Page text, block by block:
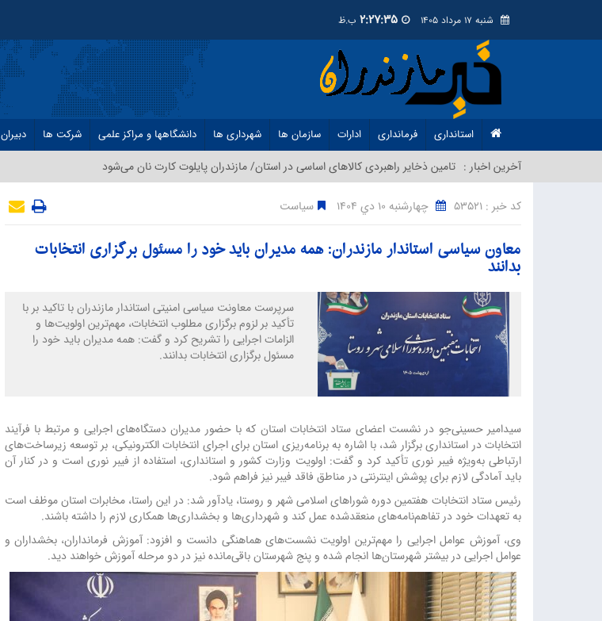
شنبه 17 مرداد 1405 2:27:36ب.ظ
استانداری فرمانداری ادارات سازمان ها شهرداری ها دانشگاهها و مراکز علمی شرکت ها دبیران
آخرین اخبار : تامین ذخایر راهبردی کالاهای اساسی در استان/ مازندران پایلوت کارت نان می‌شود
کد خبر : 53521 چهارشنبه 10 دي 1404 سیاست
معاون سیاسی استاندار مازندران: همه مدیران باید خود را مسئول برگزاری انتخابات
بدانند
سرپرست معاونت سیاسی امنیتی استاندار مازندران با تاکید بر با
تأکید بر لزوم برگزاری مطلوب انتخابات، مهم‌ترین اولویت‌ها و
الزامات اجرایی را تشریح کرد و گفت: همه مدیران باید خود را
مسئول برگزاری انتخابات بدانند.
سیدامیر حسینی‌جو در نشست اعضای ستاد انتخابات استان که با حضور مدیران دستگاه‌های اجرایی و مرتبط با فرآیند
انتخابات در استانداری برگزار شد، با اشاره به برنامه‌ریزی استان برای اجرای انتخابات الکترونیکی، بر توسعه زیرساخت‌های
ارتباطی به‌ویژه فیبر نوری تأکید کرد و گفت: اولویت وزارت کشور و استانداری، استفاده از فیبر نوری است و در کنار آن
باید آمادگی لازم برای پوشش اینترنتی در مناطق فاقد فیبر نیز فراهم شود.
رئیس ستاد انتخابات هفتمین دوره شوراهای اسلامی شهر و روستا، یادآور شد: در این راستا، مخابرات استان موظف است
به تعهدات خود در تفاهم‌نامه‌های منعقدشده عمل کند و شهرداری‌ها و بخشداری‌ها همکاری لازم را داشته باشند.
وی، آموزش عوامل اجرایی را مهم‌ترین اولویت نشست‌های هماهنگی دانست و افزود: آموزش فرمانداران، بخشداران و
عوامل اجرایی در بیشتر شهرستان‌ها انجام شده و پنج شهرستان باقی‌مانده نیز در دو مرحله آموزش خواهند دید.